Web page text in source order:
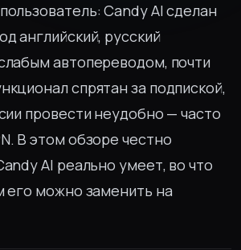
Candy AI сделан
английский, русский
автопереводом, почти
спрятан за подпиской,
провести неудобно — часто
В этом обзоре честно
AI реально умеет, во что
его можно заменить на